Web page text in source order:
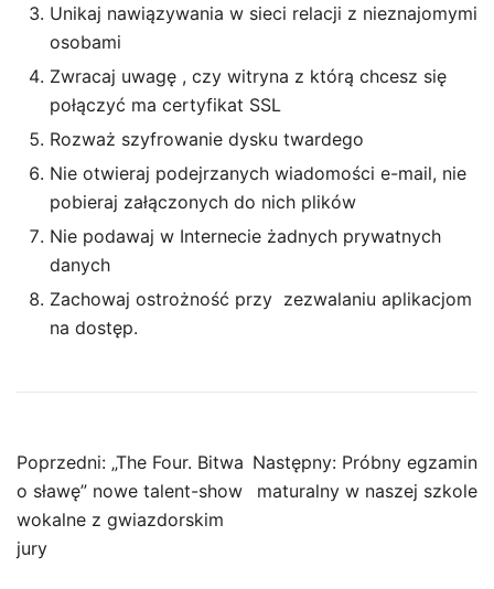
Unikaj nawiązywania w sieci relacji z nieznajomymi
osobami
Zwracaj uwagę , czy witryna z którą chcesz się
połączyć ma certyfikat SSL
Rozważ szyfrowanie dysku twardego
Nie otwieraj podejrzanych wiadomości e-mail, nie
pobieraj załączonych do nich plików
Nie podawaj w Internecie żadnych prywatnych
danych
Zachowaj ostrożność przy zezwalaniu aplikacjom
na dostęp.
Nawigacja
wpisu
Poprzedni: „The Four. Bitwa
o sławę” nowe talent-show
wokalne z gwiazdorskim
jury
Następny: Próbny egzamin
maturalny w naszej szkole